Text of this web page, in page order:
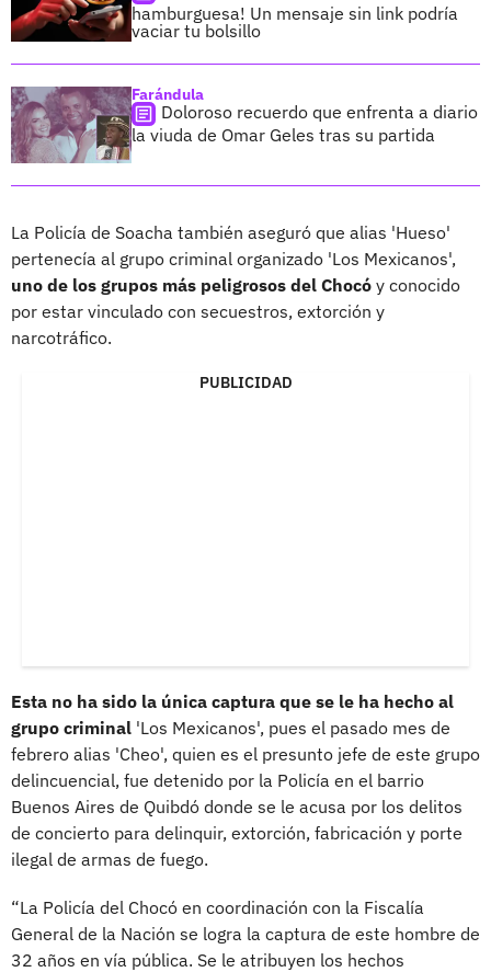
hamburguesa! Un mensaje sin link podría
vaciar tu bolsillo
Farándula
Doloroso recuerdo que enfrenta a diario
la viuda de Omar Geles tras su partida
La Policía de Soacha también aseguró que alias 'Hueso'
pertenecía al grupo criminal organizado 'Los Mexicanos',
uno de los grupos más peligrosos del Chocó y conocido
por estar vinculado con secuestros, extorción y
narcotráfico.
PUBLICIDAD
Esta no ha sido la única captura que se le ha hecho al
grupo criminal 'Los Mexicanos', pues el pasado mes de
febrero alias 'Cheo', quien es el presunto jefe de este grupo
delincuencial, fue detenido por la Policía en el barrio
Buenos Aires de Quibdó donde se le acusa por los delitos
de concierto para delinquir, extorción, fabricación y porte
ilegal de armas de fuego.
“La Policía del Chocó en coordinación con la Fiscalía
General de la Nación se logra la captura de este hombre de
32 años en vía pública. Se le atribuyen los hechos